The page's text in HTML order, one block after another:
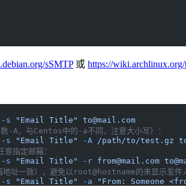
sSMTP或 https://wiki.archlinux.org/
-s "Email Title"
to@mail.com
-A，与Centos中的-a不同，注意大小写）：
-s "Email Title" -A /path/to/test.gz
指定邮箱：
-s "Email Title" -r from@mail.com
址一致），避免以root@hostname的来显示发件
-s "Email Title" -a "From: Someone <